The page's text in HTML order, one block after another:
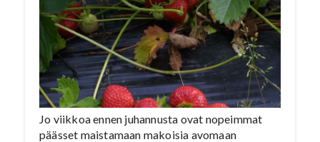
Jo viikkoa ennen juhannusta ovat nopeimmat
päässet maistamaan makoisia avomaan